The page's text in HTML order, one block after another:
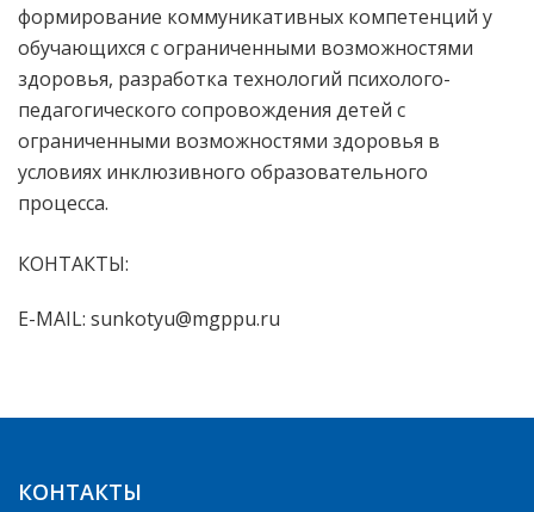
формирование коммуникативных компетенций у
обучающихся с ограниченными возможностями
здоровья, разработка технологий психолого-
педагогического сопровождения детей с
ограниченными возможностями здоровья в
условиях инклюзивного образовательного
процесса.
КОНТАКТЫ:
E-MAIL: sunkotyu@mgppu.ru
КОНТАКТЫ